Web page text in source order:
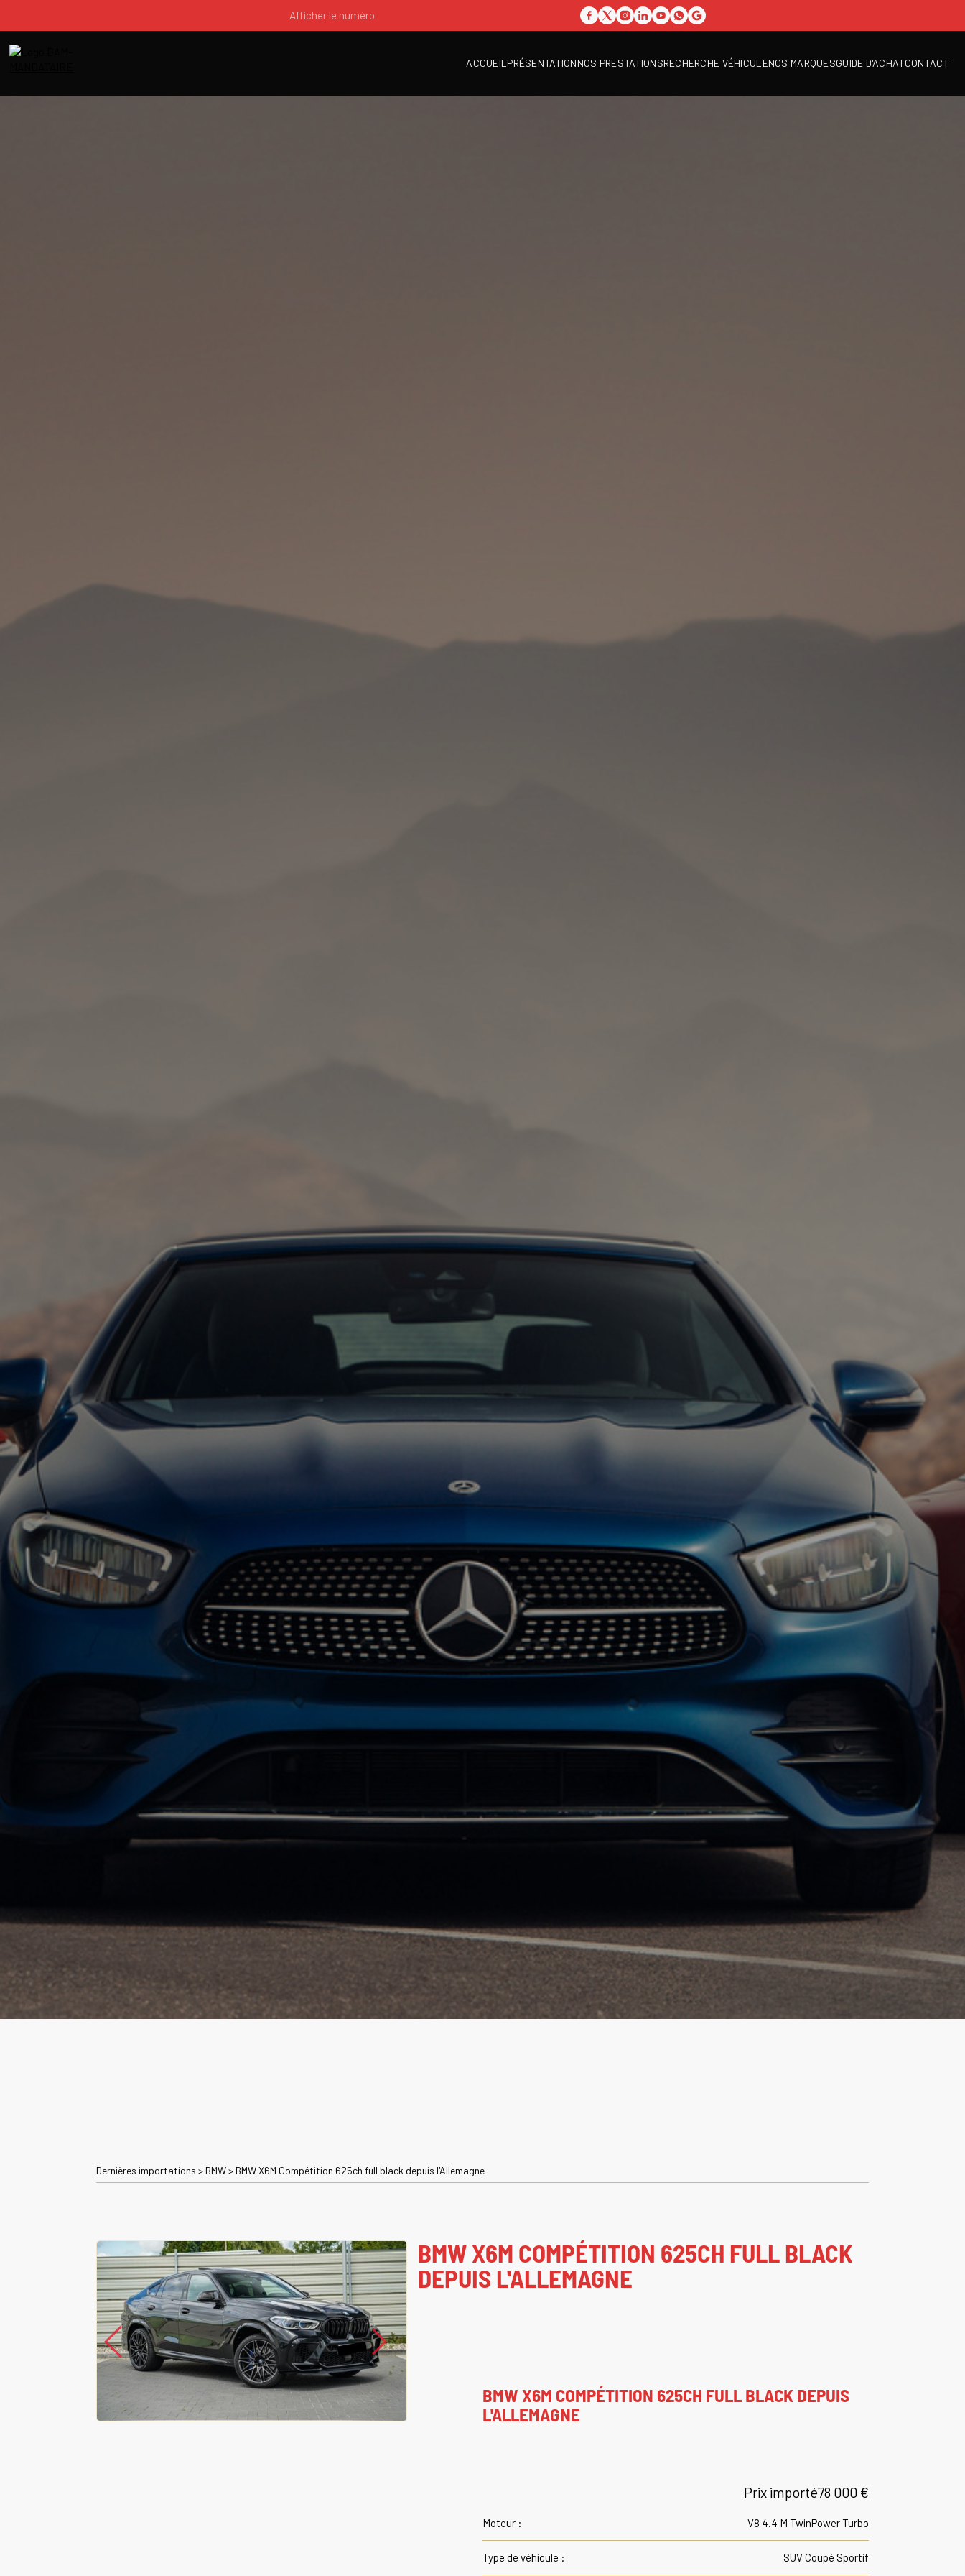
Afficher le numéro
ACCUEIL PRÉSENTATIONNOS PRESTATIONSRECHERCHE VÉHICULENOS MARQUESGUIDE D'ACHATCONTACT
Dernières importations >BMW>BMW X6M Compétition 625ch full black depuis l'Allemagne
BMW X6M COMPÉTITION 625CH FULL BLACK
DEPUIS L'ALLEMAGNE
BMW X6M COMPÉTITION 625CH FULL BLACK DEPUIS
L'ALLEMAGNE
Prix importé78 000 €
Moteur : V8 4.4 M TwinPower Turbo
Type de véhicule : SUV Coupé Sportif